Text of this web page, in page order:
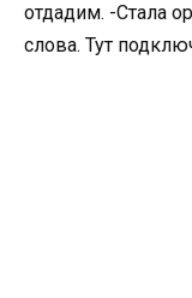
отдадим. -Стала
слова. Тут